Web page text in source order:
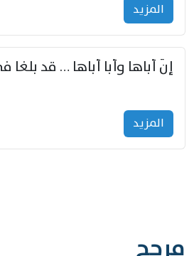
المزید
إنّ أباها وأبا أباها … قد بلغا
المزید
مرجح